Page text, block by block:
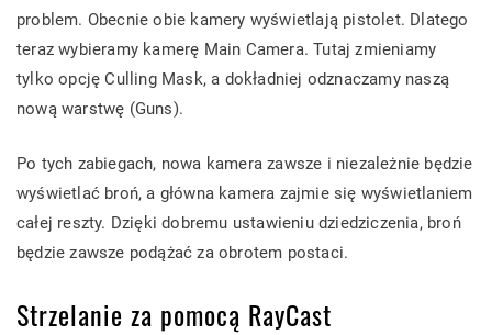
problem. Obecnie obie kamery wyświetlają pistolet. Dlatego
teraz wybieramy kamerę Main Camera. Tutaj zmieniamy
tylko opcję Culling Mask, a dokładniej odznaczamy naszą
nową warstwę (Guns).
Po tych zabiegach, nowa kamera zawsze i niezależnie będzie
wyświetlać broń, a główna kamera zajmie się wyświetlaniem
całej reszty. Dzięki dobremu ustawieniu dziedziczenia, broń
będzie zawsze podążać za obrotem postaci.
Strzelanie za pomocą RayCast